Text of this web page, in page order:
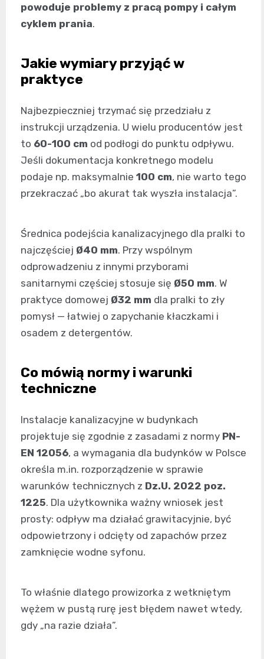
powoduje problemy z pracą pompy i całym
cyklem prania.
Jakie wymiary przyjąć w
praktyce
Najbezpieczniej trzymać się przedziału z
instrukcji urządzenia. U wielu producentów jest
to 60-100 cm od podłogi do punktu odpływu.
Jeśli dokumentacja konkretnego modelu
podaje np. maksymalnie 100 cm, nie warto tego
przekraczać „bo akurat tak wyszła instalacja”.
Średnica podejścia kanalizacyjnego dla pralki to
najczęściej Ø40 mm. Przy wspólnym
odprowadzeniu z innymi przyborami
sanitarnymi częściej stosuje się Ø50 mm. W
praktyce domowej Ø32 mm dla pralki to zły
pomysł — łatwiej o zapychanie kłaczkami i
osadem z detergentów.
Co mówią normy i warunki
techniczne
Instalacje kanalizacyjne w budynkach
projektuje się zgodnie z zasadami z normy PN-
EN 12056, a wymagania dla budynków w Polsce
określa m.in. rozporządzenie w sprawie
warunków technicznych z Dz.U. 2022 poz.
1225. Dla użytkownika ważny wniosek jest
prosty: odpływ ma działać grawitacyjnie, być
odpowietrzony i odcięty od zapachów przez
zamknięcie wodne syfonu.
To właśnie dlatego prowizorka z wetkniętym
wężem w pustą rurę jest błędem nawet wtedy,
gdy „na razie działa”.